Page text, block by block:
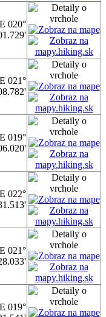
E 020°
E 021°
E 019°
E 022°
E 021°
E 019°